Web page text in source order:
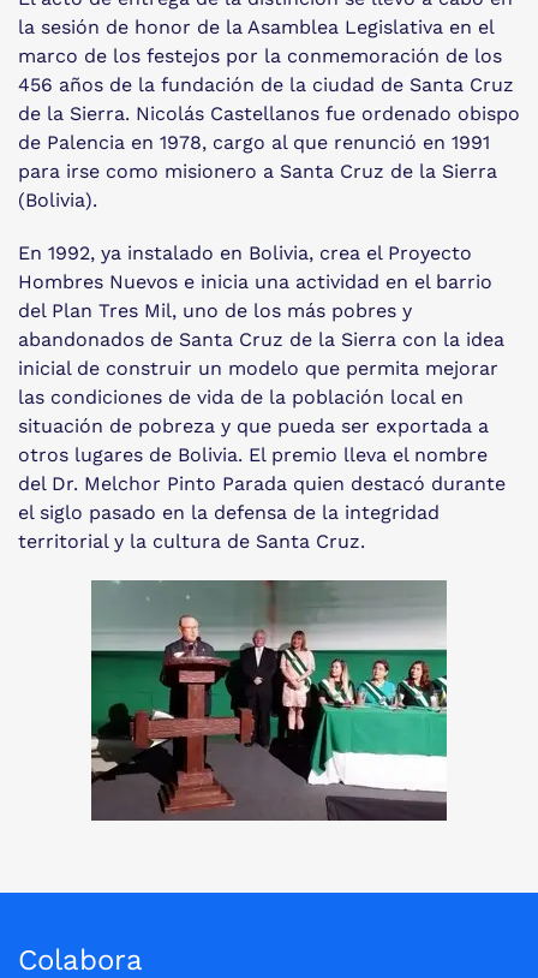
la sesión de honor de la Asamblea Legislativa en el
marco de los festejos por la conmemoración de los
456 años de la fundación de la ciudad de Santa Cruz
de la Sierra. Nicolás Castellanos fue ordenado obispo
de Palencia en 1978, cargo al que renunció en 1991
para irse como misionero a Santa Cruz de la Sierra
(Bolivia).
En 1992, ya instalado en Bolivia, crea el Proyecto
Hombres Nuevos e inicia una actividad en el barrio
del Plan Tres Mil, uno de los más pobres y
abandonados de Santa Cruz de la Sierra con la idea
inicial de construir un modelo que permita mejorar
las condiciones de vida de la población local en
situación de pobreza y que pueda ser exportada a
otros lugares de Bolivia. El premio lleva el nombre
del Dr. Melchor Pinto Parada quien destacó durante
el siglo pasado en la defensa de la integridad
territorial y la cultura de Santa Cruz.
Colabora